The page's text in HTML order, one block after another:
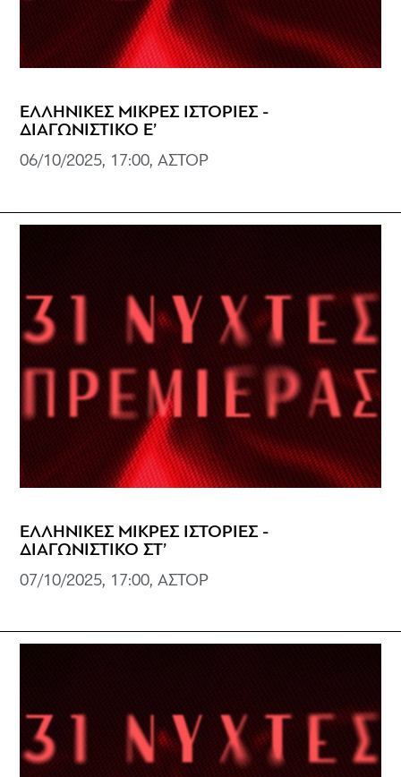
ΕΛΛΗΝΙΚΕΣ ΜΙΚΡΕΣ ΙΣΤΟΡΙΕΣ -
ΔΙΑΓΩΝΙΣΤΙΚΟ Ε’
06/10/2025, 17:00, ΑΣΤΟΡ
ΕΛΛΗΝΙΚΕΣ ΜΙΚΡΕΣ ΙΣΤΟΡΙΕΣ -
ΔΙΑΓΩΝΙΣΤΙΚΟ ΣΤ’
07/10/2025, 17:00, ΑΣΤΟΡ